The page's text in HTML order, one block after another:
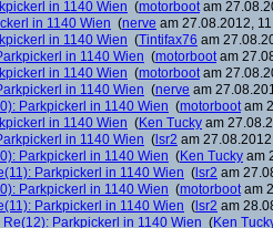
in 1140 Wien (motorbootam
in 1140 Wien (nerve am 27.08.2012,
in 1140 Wien (Tintifax76 am
in 1140 Wien (motorbootam
in 1140 Wien (motorbootam
in 1140 Wien (nerve am
Parkpickerl in 1140 Wien (motorbootam
in 1140 Wien (Ken Tucky am
in 1140 Wien ( lsr2 am
Parkpickerl in 1140 Wien (Ken Tucky am
Parkpickerl in 1140 Wien ( lsr2 am
Parkpickerl in 1140 Wien (motorbootam
Parkpickerl in 1140 Wien ( lsr2 am
Re(12): Parkpickerl in 1140 Wien (Ken